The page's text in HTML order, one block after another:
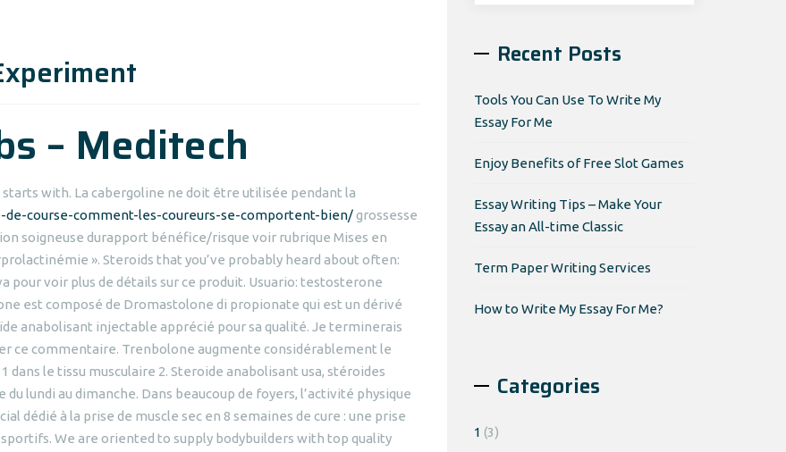
– Meditech
with. La cabergoline ne doit être utilisée pendant la
course-comment-les-coureurs-se-comportent-bien/grossesse
soigneuse durapport bénéfice/risque voir rubrique Mises en
». Steroids that you’ve probably heard about often:
pour voir plus de détails sur ce produit. Usuario: testosterone
est composé de Dromastolone di propionate qui est un dérivé
anabolisant injectable apprécié pour sa qualité. Je terminerais
ce commentaire. Trenbolone augmente considérablement le
le tissu musculaire 2. Steroide anabolisant usa, stéroides
lundi au dimanche. Dans beaucoup de foyers, l’activité physique
dédié à la prise de muscle sec en 8 semaines de cure : une prise
We are oriented to supply bodybuilders with top quality
Recent Posts
Tools You Can Use To Write My
Essay For Me
Enjoy Benefits of Free Slot Games
Essay Writing Tips – Make Your
Essay an All-time Classic
Term Paper Writing Services
How to Write My Essay For Me?
Categories
1 (3)